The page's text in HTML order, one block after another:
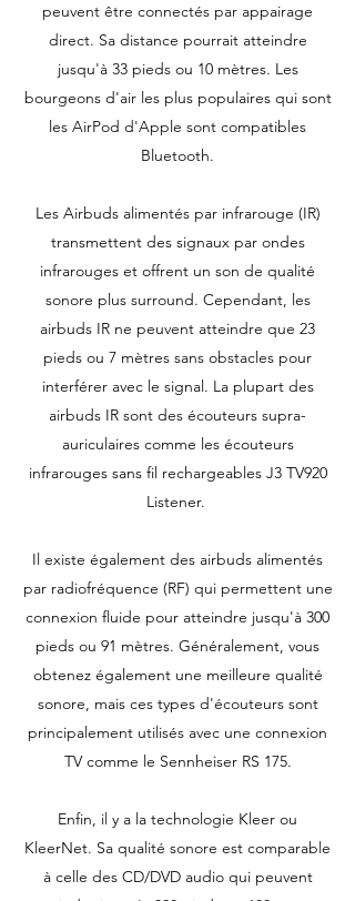
peuvent être connectés par appairage
direct. Sa distance pourrait atteindre
jusqu'à 33 pieds ou 10 mètres. Les
bourgeons d'air les plus populaires qui sont
les AirPod d'Apple sont compatibles
Bluetooth.
Les Airbuds alimentés par infrarouge (IR)
transmettent des signaux par ondes
infrarouges et offrent un son de qualité
sonore plus surround. Cependant, les
airbuds IR ne peuvent atteindre que 23
pieds ou 7 mètres sans obstacles pour
interférer avec le signal. La plupart des
airbuds IR sont des écouteurs supra-
auriculaires comme les écouteurs
infrarouges sans fil rechargeables J3 TV920
Listener.
Il existe également des airbuds alimentés
par radiofréquence (RF) qui permettent une
connexion fluide pour atteindre jusqu'à 300
pieds ou 91 mètres. Généralement, vous
obtenez également une meilleure qualité
sonore, mais ces types d'écouteurs sont
principalement utilisés avec une connexion
TV comme le Sennheiser RS 175.
Enfin, il y a la technologie Kleer ou
KleerNet. Sa qualité sonore est comparable
à celle des CD/DVD audio qui peuvent